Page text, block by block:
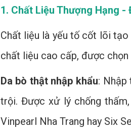
1. Chất Liệu Thượng Hạng -
Chất liệu là yếu tố cốt lõi
chất liệu cao cấp, được
Da bò thật nhập khẩu: Nhập
trội. Được xử lý chống
Vinpearl Nha Trang hay Six